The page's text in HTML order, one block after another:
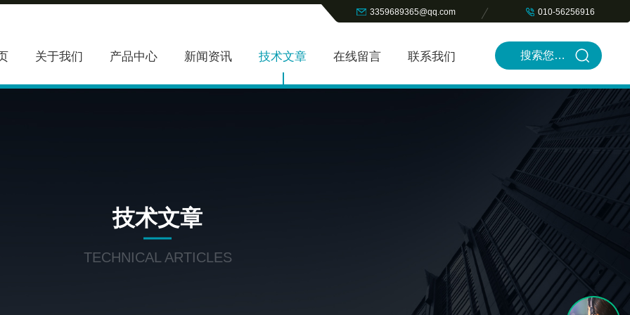
3359689365@qq.com 010-56256916
关于我们 产品中心 新闻资讯 技术文章 在线留言 联系我们
技术文章
TECHNICAL ARTICLES